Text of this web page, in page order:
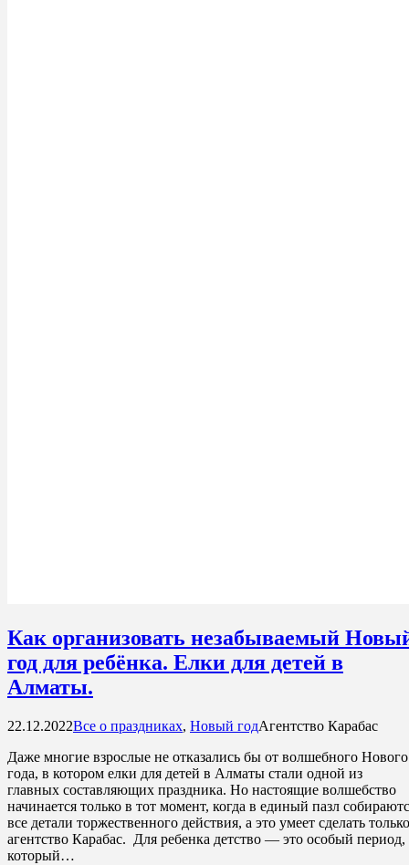
Как организовать незабываемый
год для ребёнка. Елки для детей в
Алматы.
22.12.2022Все о праздниках, Новый годАгентство Карабас
Даже многие взрослые не отказались бы от волшебного Нового
года, в котором елки для детей в Алматы стали одной из
главных составляющих праздника. Но настоящие волшебство
начинается только в тот момент, когда в единый пазл
все детали торжественного действия, а это умеет сделать только
агентство Карабас. Для ребенка детство — это особый период,
который…